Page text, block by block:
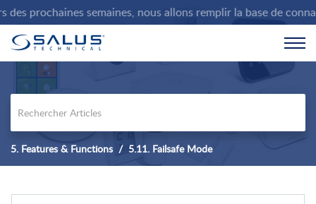
prochaines semaines, nous allons remplir la base de
5. Features & Functions 5.11. Failsafe Mode